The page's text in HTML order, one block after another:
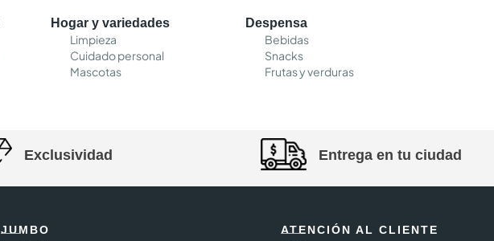
Hogar y variedades
Limpieza
Cuidado personal
Mascotas
Despensa
Bebidas
Snacks
Frutas y verduras
Exclusividad Entrega en tu ciudad
JUMBO ATENCIÓN AL CLIENTE